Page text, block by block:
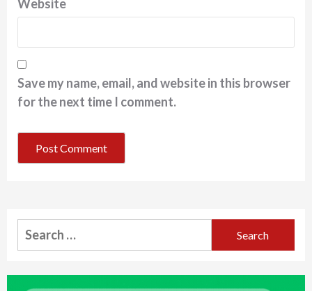
Website
Save my name, email, and website in this browser
for the next time I comment.